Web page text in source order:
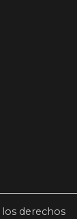
derechos